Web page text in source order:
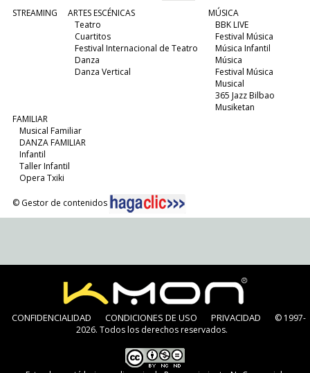
STREAMING
ARTES ESCÉNICAS
Teatro
Cuartitos
Festival Internacional de Teatro
Danza
Danza Vertical
MÚSICA
BBK LIVE
Festival Música
Música Infantil
Música
Festival Música
Musical
365 Jazz Bilbao
Musiketan
FAMILIAR
Musical Familiar
DANZA FAMILIAR
Infantil
Taller Infantil
Opera Txiki
© Gestor de contenidos
CONFIDENCIALIDAD CONDICIONES DE USO PRIVACIDAD
© 1997-
2026. Todos los derechos reservados.